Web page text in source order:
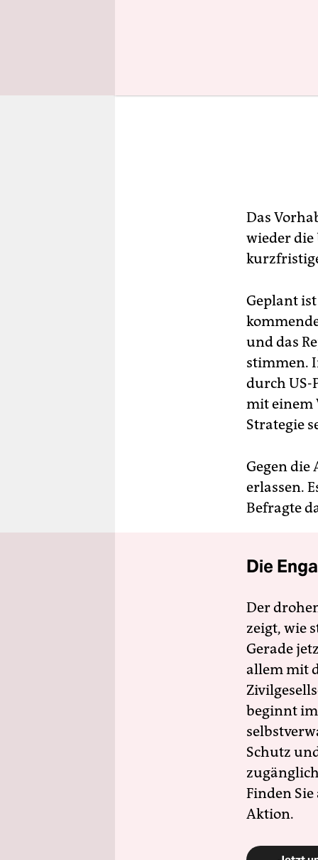
Das
wieder die
Geplant
und das
stimmen.
durch US-
mit einem
Strategie
Gegen die
erlassen.
Befragte
Die
Der
zeigt, wie
Gerade
allem mit
beginnt
Schutz
Finden
Aktion.